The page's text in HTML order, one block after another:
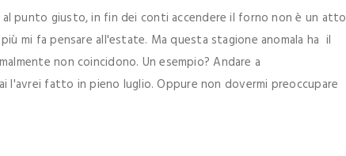
punto giusto, in fin dei conti accendere il forno non è un atto
mi fa pensare all'estate. Ma questa stagione anomala ha il
non coincidono. Un esempio? Andare a
l'avrei fatto in pieno luglio. Oppure non dovermi preoccupare